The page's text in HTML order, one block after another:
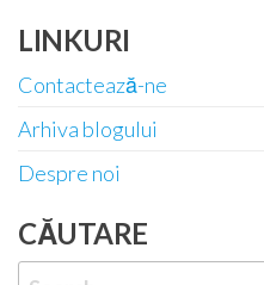
LINKURI
Contactează-ne
Arhiva blogului
Despre noi
CĂUTARE
Search